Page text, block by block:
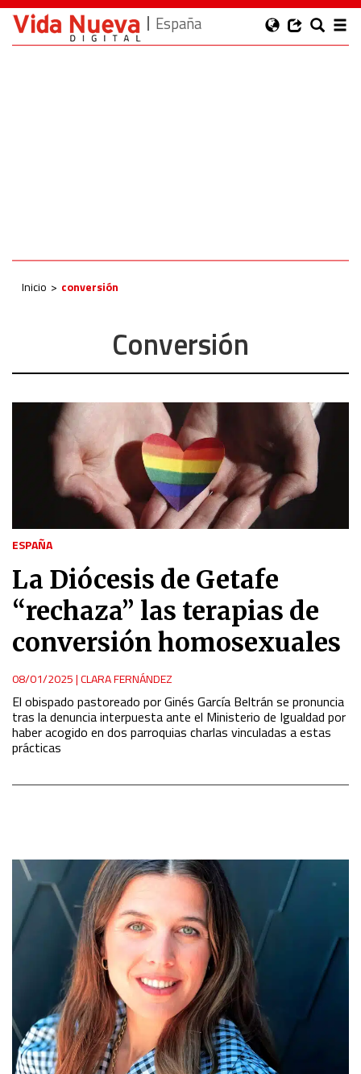
España
Inicio conversión
Conversión
ESPAÑA
La Diócesis de Getafe
“rechaza” las terapias de
conversión homosexuales
08/01/2025|CLARA FERNÁNDEZ
El obispado pastoreado por Ginés García Beltrán se pronuncia
tras la denuncia interpuesta ante el Ministerio de Igualdad por
haber acogido en dos parroquias charlas vinculadas a estas
prácticas